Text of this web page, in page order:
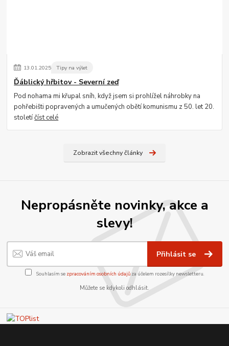
13.01.2025 Tipy na výlet
Ďáblický hřbitov - Severní zeď
Pod nohama mi křupal sníh, když jsem si prohlížel náhrobky na
pohřebišti popravených a umučených obětí komunismu z 50. let 20.
stoletíčíst celé
Zobrazit všechny články
Nepropásněte novinky, akce a
slevy!
Přihlásit se
Souhlasím se zpracováním osobních údajůza účelem rozesílky newsletteru.
Můžete se kdykoli odhlásit.